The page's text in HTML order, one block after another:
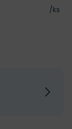
Cena
/ks